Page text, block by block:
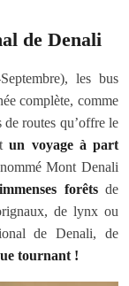
de Denali
les bus
complète, comme
routes qu’offre le
un voyage à part
Mont Denali
immenses forêtsde
de lynx ou
de Denali, de
tournant !